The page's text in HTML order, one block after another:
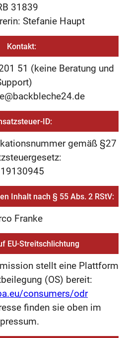
31839
Stefanie Haupt
Kontakt:
51 (keine Beratung und
ID:
gemäß §27
Inhalt nach § 55 Abs. 2 RStV:
Franke
EU-Streitschlichtung
stellt eine Plattform
(OS) bereit:
consumers/odr
finden sie oben im